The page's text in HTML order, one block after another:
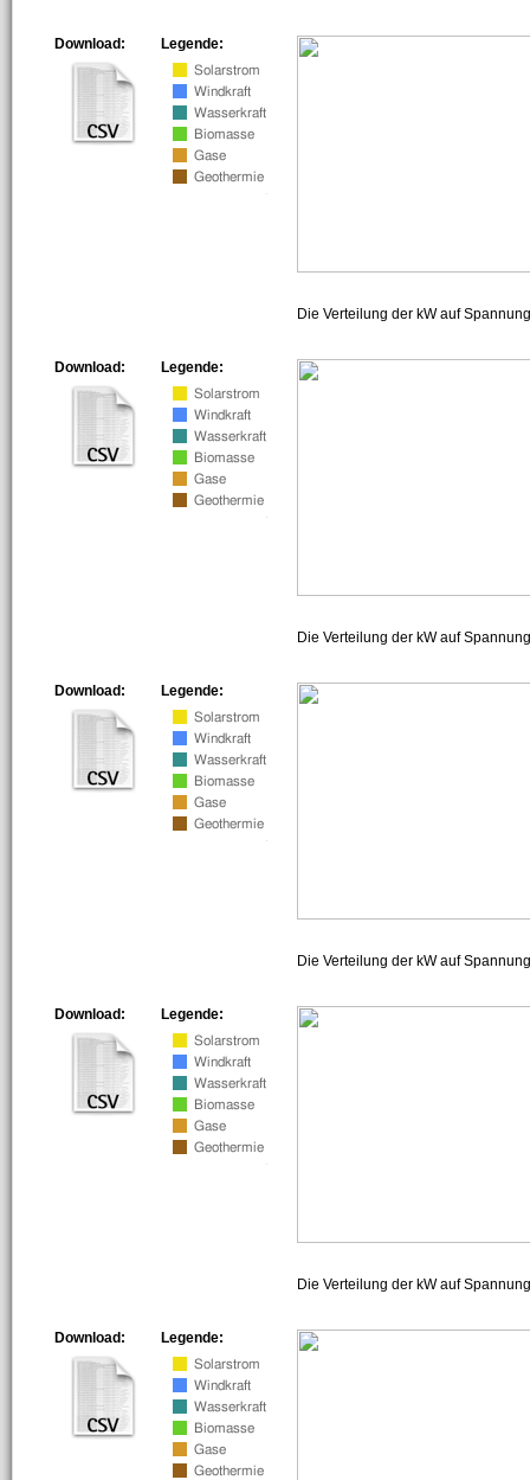
Legende:
Download:
Die Verteilung der kW auf
Legende:
Download:
Die Verteilung der kW auf
Legende:
Download:
Die Verteilung der kW auf
Legende:
Download:
Die Verteilung der kW auf
Legende:
Download: